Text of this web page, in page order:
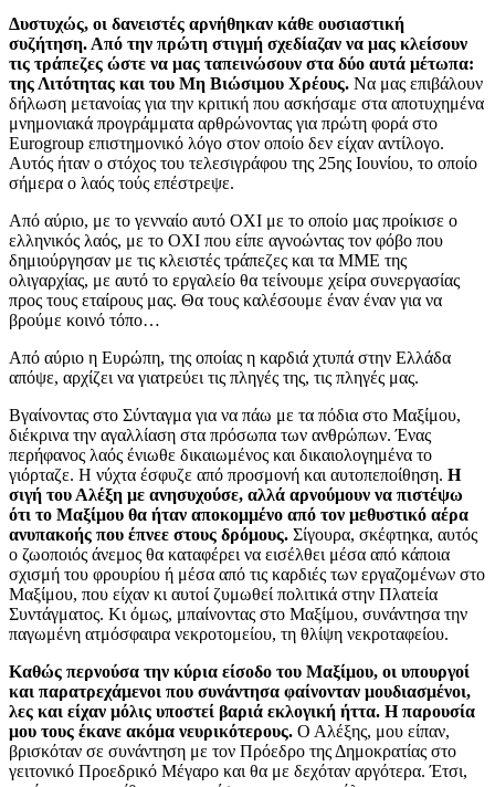
Δυστυχώς, οι δανειστές αρνήθηκαν κάθε ουσιαστική
συζήτηση. Από την πρώτη στιγμή σχεδίαζαν να μας κλείσουν
τις τράπεζες ώστε να μας ταπεινώσουν στα δύο αυτά μέτωπα:
της Λιτότητας και του Μη Βιώσιμου Χρέους. Να μας επιβάλουν
δήλωση μετανοίας για την κριτική που ασκήσαμε στα αποτυχημένα
μνημονιακά προγράμματα αρθρώνοντας για πρώτη φορά στο
Eurogroup επιστημονικό λόγο στον οποίο δεν είχαν αντίλογο.
Αυτός ήταν ο στόχος του τελεσιγράφου της 25ης Ιουνίου, το οποίο
σήμερα ο λαός τούς επέστρεψε.
Από αύριο, με το γενναίο αυτό ΟΧΙ με το οποίο μας προίκισε ο
ελληνικός λαός, με το ΟΧΙ που είπε αγνοώντας τον φόβο που
δημιούργησαν με τις κλειστές τράπεζες και τα ΜΜΕ της
ολιγαρχίας, με αυτό το εργαλείο θα τείνουμε χείρα συνεργασίας
προς τους εταίρους μας. Θα τους καλέσουμε έναν έναν για να
βρούμε κοινό τόπο…
Από αύριο η Ευρώπη, της οποίας η καρδιά χτυπά στην Ελλάδα
απόψε, αρχίζει να γιατρεύει τις πληγές της, τις πληγές μας.
Βγαίνοντας στο Σύνταγμα για να πάω με τα πόδια στο Μαξίμου,
διέκρινα την αγαλλίαση στα πρόσωπα των ανθρώπων. Ένας
περήφανος λαός ένιωθε δικαιωμένος και δικαιολογημένα το
γιόρταζε. Η νύχτα έσφυζε από προσμονή και αυτοπεποίθηση. Η
σιγή του Αλέξη με ανησυχούσε, αλλά αρνούμουν να πιστέψω
ότι το Μαξίμου θα ήταν αποκομμένο από τον μεθυστικό αέρα
ανυπακοής που έπνεε στους δρόμους. Σίγουρα, σκέφτηκα, αυτός
ο ζωοποιός άνεμος θα καταφέρει να εισέλθει μέσα από κάποια
σχισμή του φρουρίου ή μέσα από τις καρδιές των εργαζομένων στο
Μαξίμου, που είχαν κι αυτοί ζυμωθεί πολιτικά στην Πλατεία
Συντάγματος. Κι όμως, μπαίνοντας στο Μαξίμου, συνάντησα την
παγωμένη ατμόσφαιρα νεκροτομείου, τη θλίψη νεκροταφείου.
Καθώς περνούσα την κύρια είσοδο του Μαξίμου, οι υπουργοί
και παρατρεχάμενοι που συνάντησα φαίνονταν μουδιασμένοι,
λες και είχαν μόλις υποστεί βαριά εκλογική ήττα. Η παρουσία
μου τους έκανε ακόμα νευρικότερους. Ο Αλέξης, μου είπαν,
βρισκόταν σε συνάντηση με τον Πρόεδρο της Δημοκρατίας στο
γειτονικό Προεδρικό Μέγαρο και θα με δεχόταν αργότερα. Έτσι,